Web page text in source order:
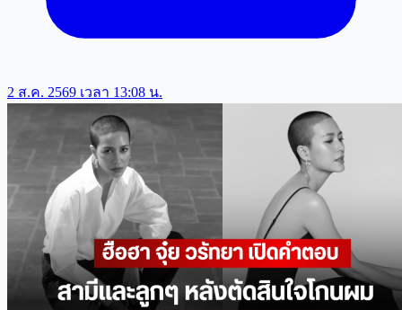
2 ส.ค. 2569 เวลา 13:08 น.